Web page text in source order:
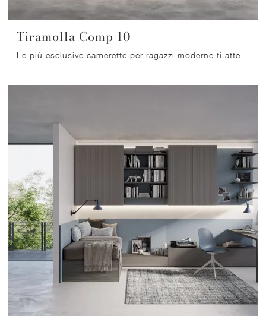
Tiramolla Comp 10